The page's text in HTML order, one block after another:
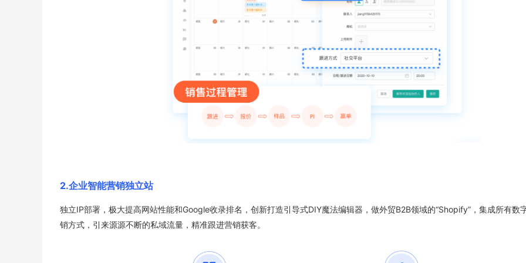
2.企业智能营销独立站
独立IP部署，极大提高网站性能和Google收录排名，创新打造引导式DIY魔法编辑器，做外贸B2B领域的“Shopify”，集成所有数
销方式，引来源源不断的私域流量，精准跟进营销获客。